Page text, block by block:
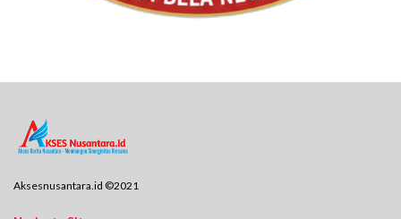
Aksesnusantara.id ©2021